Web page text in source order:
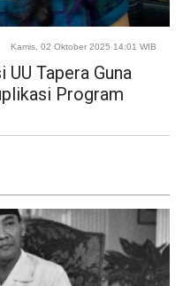
Kamis, 02 Oktober 2025 14:01 WIB
Tapera Guna
Program